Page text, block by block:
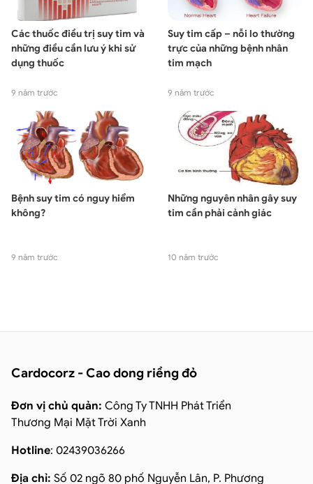
Các thuốc điều trị suy tim và
những điều cần lưu ý khi sử
dụng thuốc
9 năm trước
Suy tim cấp – nỗi lo thường
trực của những bệnh nhân
tim mạch
9 năm trước
Bệnh suy tim có nguy hiểm
không?
9 năm trước
Những nguyên nhân gây suy
tim cần phải cảnh giác
10 năm trước
Cardocorz - Cao dong riềng đỏ
Đơn vị chủ quản: Công Ty TNHH Phát Triển
Thương Mại Mặt Trời Xanh
Hotline: 02439036266
Địa chỉ: Số 02 ngõ 80 phố Nguyễn Lân, P. Phương